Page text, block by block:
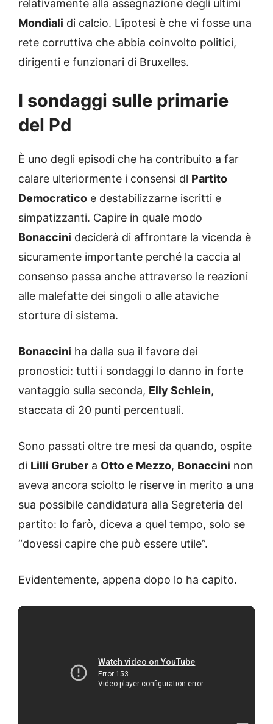
relativamente alla assegnazione degli ultimi
Mondiali di calcio. L’ipotesi è che vi fosse una
rete corruttiva che abbia coinvolto politici,
dirigenti e funzionari di Bruxelles.
I sondaggi sulle primarie
del Pd
È uno degli episodi che ha contribuito a far
calare ulteriormente i consensi dl Partito
Democratico e destabilizzarne iscritti e
simpatizzanti. Capire in quale modo
Bonaccini deciderà di affrontare la vicenda è
sicuramente importante perché la caccia al
consenso passa anche attraverso le reazioni
alle malefatte dei singoli o alle ataviche
storture di sistema.
Bonaccini ha dalla sua il favore dei
pronostici: tutti i sondaggi lo danno in forte
vantaggio sulla seconda, Elly Schlein,
staccata di 20 punti percentuali.
Sono passati oltre tre mesi da quando, ospite
di Lilli Gruber a Otto e Mezzo, Bonaccini non
aveva ancora sciolto le riserve in merito a una
sua possibile candidatura alla Segreteria del
partito: lo farò, diceva a quel tempo, solo se
“dovessi capire che può essere utile”.
Evidentemente, appena dopo lo ha capito.